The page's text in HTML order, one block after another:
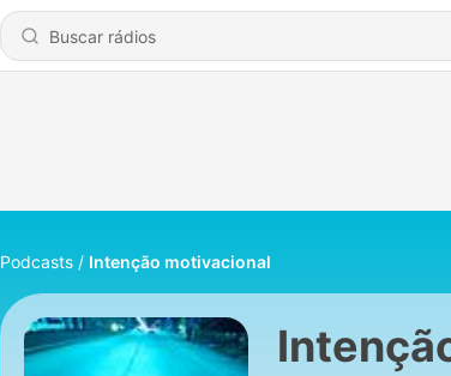
Podcasts Intenção motivacional